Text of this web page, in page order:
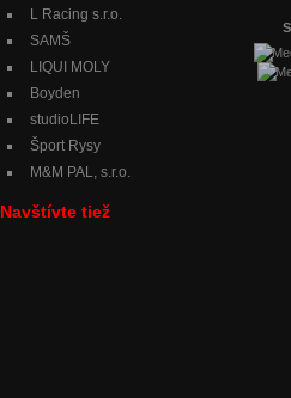
L Racing s.r.o.
SAMŠ
LIQUI MOLY
Boyden
studioLIFE
Šport Rysy
M&M PAL, s.r.o.
Navštívte tiež